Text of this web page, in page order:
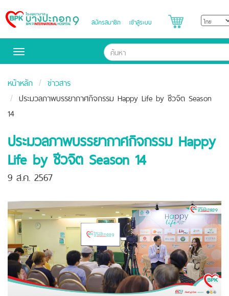
Bangpakok
Hospital
สมัครสมาชิก เข้าสู่ระบบ
Toggle
หน้าหลัก
ข่าวสาร
ประมวลภาพบรรยากาศกิจกรรม Happy Life by ชีวจิต Season
14
ประมวลภาพบรรยากาศกิจกรรม Happy
Life by ชีวจิต Season 14
9 ส.ค. 2567